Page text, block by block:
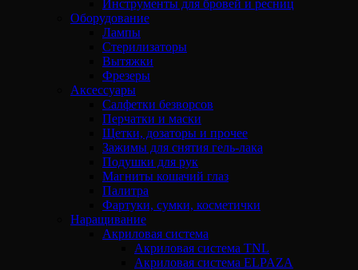
Инструменты для бровей и ресниц
Оборудование
Лампы
Стерилизаторы
Вытяжки
Фрезеры
Аксессуары
Салфетки безворсов
Перчатки и маски
Щетки, дозаторы и прочее
Зажимы для снятия гель-лака
Подушки для рук
Магниты кошачий глаз
Палитра
Фартуки, сумки, косметички
Наращивание
Акриловая система
Акриловая система TNL
Акриловая система ELPAZA